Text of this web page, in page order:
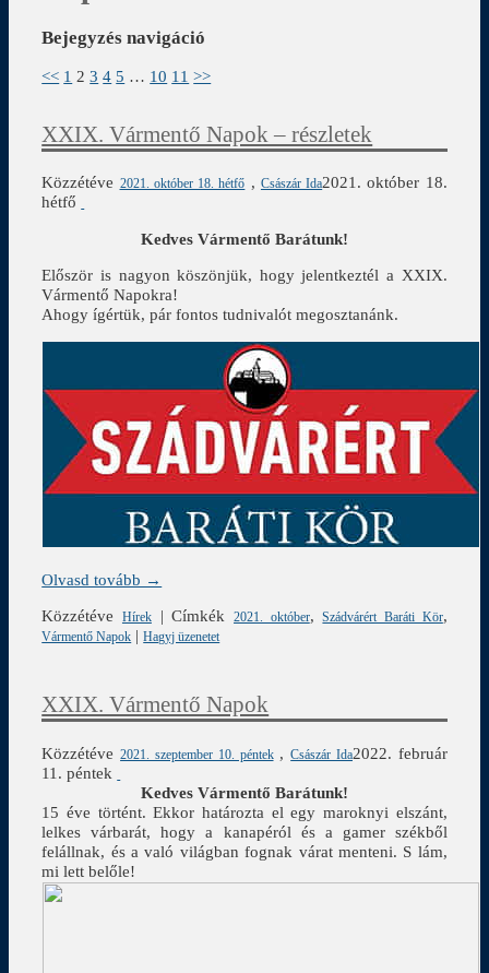
Bejegyzés navigáció
<< 1 2 3 4 5 … 10 11 >>
XXIX. Vármentő Napok – részletek
Közzétéve 2021. október 18. hétfő , Császár Ida2021. október 18.
hétfő
Kedves Vármentő Barátunk!
Először is nagyon köszönjük, hogy jelentkeztél a XXIX.
Vármentő Napokra!
Ahogy ígértük, pár fontos tudnivalót megosztanánk.
Olvasd tovább →
Közzétéve
Hírek|Címkék 2021. október,Szádvárért Baráti Kör,
Vármentő Napok |Hagyj üzenetet
XXIX. Vármentő Napok
Közzétéve2021. szeptember 10. péntek ,Császár Ida2022. február
11. péntek
Kedves Vármentő Barátunk!
15 éve történt. Ekkor határozta el egy maroknyi elszánt,
lelkes várbarát, hogy a kanapéról és a gamer székből
felállnak, és a való világban fognak várat menteni. S lám,
mi lett belőle!